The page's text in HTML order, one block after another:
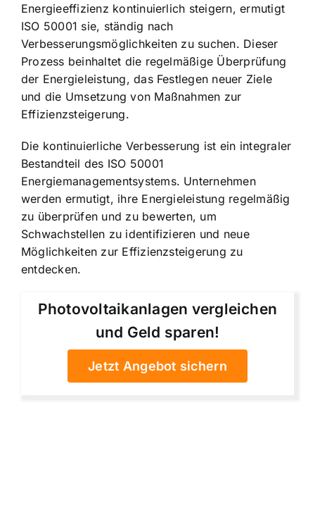
Energieeffizienz kontinuierlich steigern, ermutigt
ISO 50001 sie, ständig nach
Verbesserungsmöglichkeiten zu suchen. Dieser
Prozess beinhaltet die regelmäßige Überprüfung
der Energieleistung, das Festlegen neuer Ziele
und die Umsetzung von Maßnahmen zur
Effizienzsteigerung.
Die kontinuierliche Verbesserung ist ein integraler
Bestandteil des ISO 50001
Energiemanagementsystems. Unternehmen
werden ermutigt, ihre Energieleistung regelmäßig
zu überprüfen und zu bewerten, um
Schwachstellen zu identifizieren und neue
Möglichkeiten zur Effizienzsteigerung zu
entdecken.
Photovoltaikanlagen vergleichen
und Geld sparen!
Jetzt Angebot sichern